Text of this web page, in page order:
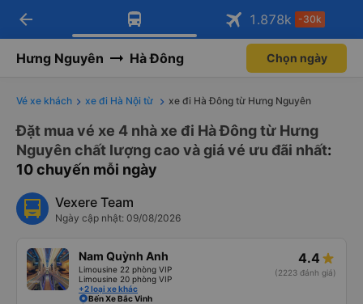
Tải app Vexere ngay!
Nhận ưu đãi thành viên độc
Mở app
Tải app Vexere
-30k/ghế khi đặt vé máy bay qua
Mở app
arrow_back 1.878k -30k
Hưng Nguyên Hà Đông Chọn ngày
Vé xe khách xe đi Hà Nội từ xe đi Hà Đông từ Hưng Nguyên
Đặt mua vé xe 4 nhà xe đi Hà Đông từ Hưng
Nguyên chất lượng cao và giá vé ưu đãi nhất:
10 chuyến mỗi ngày
Vexere Team
Ngày cập nhật: 09/08/2026
Nam Quỳnh Anh
Limousine 22 phòng VIP
Limousine 20 phòng VIP
+2 loại xe khác
4.4
(2223 đánh giá)
Bến Xe Bắc Vinh